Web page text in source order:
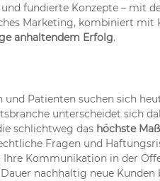
fundierte Konzepte – mit
Marketing, kombiniert mit
anhaltendem Erfolg.
und Patienten suchen sich
unterscheidet sich
schlichtweg das höchste
Fragen und
Ihre Kommunikation in der
nachhaltig neue